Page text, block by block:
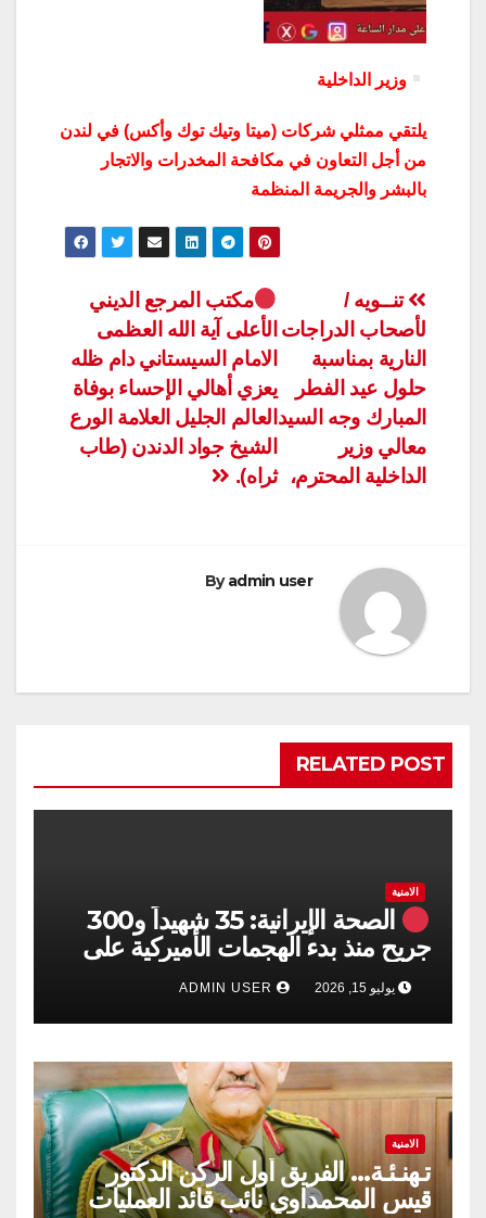
وزير الداخلية
يلتقي ممثلي شركات (ميتا وتيك توك وأكس) في لندن
من أجل التعاون في مكافحة المخدرات والاتجار
بالبشر والجريمة المنظمة
تصفّح
المقالات
مكتب المرجع الديني
الأعلى آية الله العظمى
الامام السيستاني دام ظله
يعزي أهالي الإحساء بوفاة
العالم الجليل العلامة الورع
الشيخ جواد الدندن (طاب
ثراه).
تنــويه /
لأصحاب الدراجات
النارية بمناسبة
حلول عيد الفطر
المبارك وجه السيد
معالي وزير
الداخلية المحترم،
Byadmin user
RELATED POST
الامنية
الصحة الإيرانية: 35 شهيداً و300
جريح منذ بدء الهجمات الأميركية على
جنوبي البلاد
يوليو 15, 2026
الامنية
تـهنـئـة… الفريق أول الركن الدكتور
قيس المحمداوي نائب قائد العمليات